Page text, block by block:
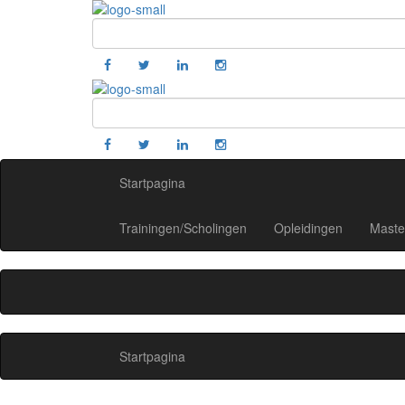
Startpagina
Trainingen/Scholingen Opleidingen
Startpagina